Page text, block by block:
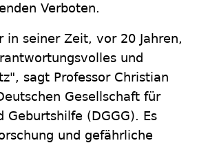
Verboten.
in seiner Zeit, vor 20 Jahren,
und
sagt Professor Christian
Gesellschaft für
Geburtshilfe (DGGG). Es
und gefährliche